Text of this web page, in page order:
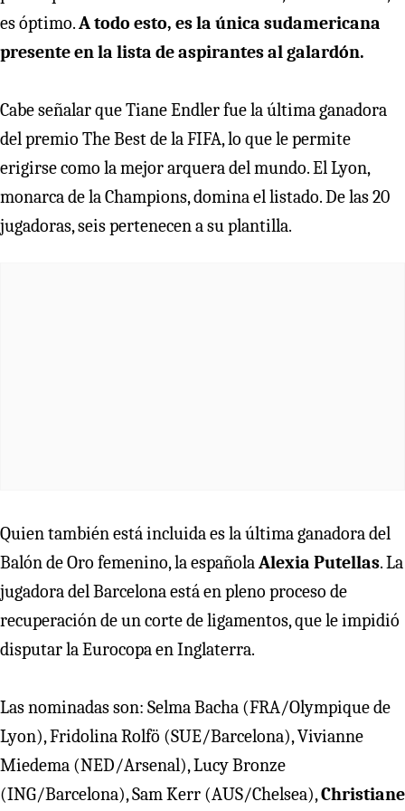
es óptimo.A todo esto, es la única sudamericana
presente en la lista de aspirantes al galardón.
Cabe señalar que Tiane Endler fue la última ganadora
del premio The Best de la FIFA, lo que le permite
erigirse como la mejor arquera del mundo. El Lyon,
monarca de la Champions, domina el listado. De las 20
jugadoras, seis pertenecen a su plantilla.
Quien también está incluida es la última ganadora del
Balón de Oro femenino, la españolaAlexia Putellas. La
jugadora del Barcelona está en pleno proceso de
recuperación de un corte de ligamentos, que le impidió
disputar la Eurocopa en Inglaterra.
Las nominadas son: Selma Bacha (FRA/Olympique de
Lyon), Fridolina Rolfö (SUE/Barcelona), Vivianne
Miedema (NED/Arsenal), Lucy Bronze
(ING/Barcelona), Sam Kerr (AUS/Chelsea),Christiane